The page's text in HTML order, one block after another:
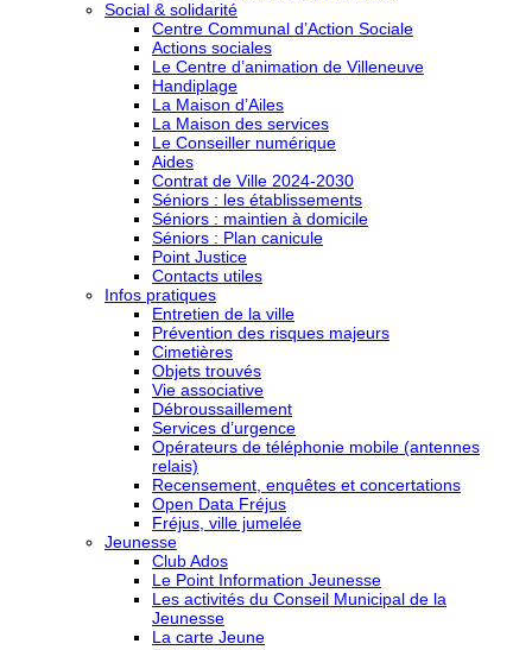
Social & solidarité
Centre Communal d’Action Sociale
Actions sociales
Le Centre d’animation de Villeneuve
Handiplage
La Maison d’Ailes
La Maison des services
Le Conseiller numérique
Aides
Contrat de Ville 2024-2030
Séniors : les établissements
Séniors : maintien à domicile
Séniors : Plan canicule
Point Justice
Contacts utiles
Infos pratiques
Entretien de la ville
Prévention des risques majeurs
Cimetières
Objets trouvés
Vie associative
Débroussaillement
Services d’urgence
Opérateurs de téléphonie mobile (antennes
relais)
Recensement, enquêtes et concertations
Open Data Fréjus
Fréjus, ville jumelée
Jeunesse
Club Ados
Le Point Information Jeunesse
Les activités du Conseil Municipal de la
Jeunesse
La carte Jeune